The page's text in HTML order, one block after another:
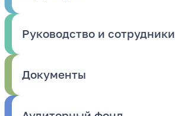
Руководство и сотрудники
Документы